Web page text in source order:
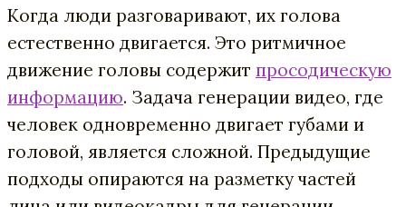
Когда люди разговаривают, их голова
естественно двигается. Это ритмичное
движение головы содержит просодическую
информацию. Задача генерации видео, где
человек одновременно двигает губами и
головой, является сложной. Предыдущие
подходы опираются на разметку частей